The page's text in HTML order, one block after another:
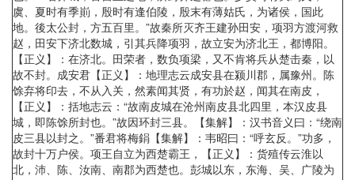
虞、夏时有季崱，殷时有逢伯陵，殷末有薄姑氏，为诸侯，国此
地。後太公封，方五百里。”故秦所灭齐王建孙田安，项羽方渡河救
赵，田安下济北数城，引其兵降项羽，故立安为济北王，都博阳。
【正义】：在济北。田荣者，数负项梁，又不肯将兵从楚击秦，以
故不封。成安君【正义】：地理志云成安县在颍川郡，属豫州。陈
馀弃将印去，不从入关，然素闻其贤，有功於赵，闻其在南皮，
【正义】：括地志云：“故南皮城在沧州南皮县北四里，本汉皮县
城，即陈馀所封也。”故因环封三县。【集解】：汉书音义曰：“绕南
皮三县以封之。”番君将梅鋗【集解】：韦昭曰：“呼玄反。”功多，
故封十万户侯。项王自立为西楚霸王，【正义】：货殖传云淮以
北，沛、陈、汝南、南郡为西楚也。彭城以东，东海、吴、广陵为